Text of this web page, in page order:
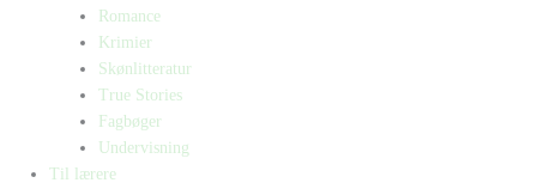
Romance
Krimier
Skønlitteratur
True Stories
Fagbøger
Undervisning
Til lærere